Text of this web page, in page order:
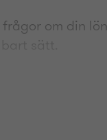
om din